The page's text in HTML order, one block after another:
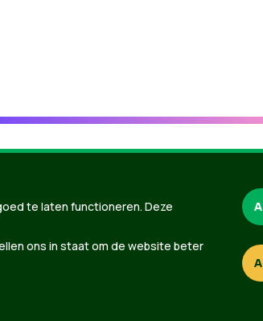
te laten functioneren. Deze
ons in staat om de website beter